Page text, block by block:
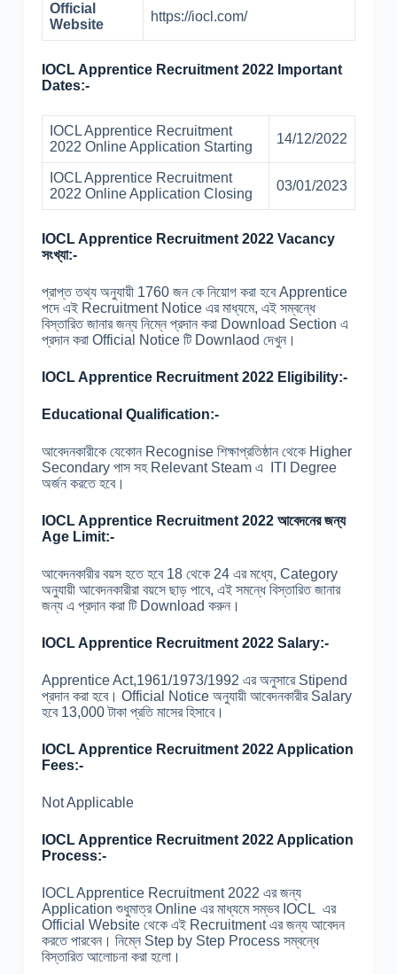
Official
Website
https://iocl.com/
IOCL Apprentice Recruitment 2022 Important
Dates:-
IOCL Apprentice Recruitment
2022 Online Application Starting
14/12/2022
IOCL Apprentice Recruitment
2022 Online Application Closing
03/01/2023
IOCL Apprentice Recruitment 2022 Vacancy
সংখ্যা:-
প্রাপ্ত তথ্য অনুযায়ী 1760 জন কে নিয়োগ করা হবে Apprentice
পদে এই Recruitment Notice এর মাধ্যমে, এই সম্বন্ধে
বিস্তারিত জানার জন্য নিম্নে প্রদান করা Download Section এ
প্রদান করা Official Notice টি Downlaod দেখুন।
IOCL Apprentice Recruitment 2022 Eligibility:-
Educational Qualification:-
আবেদনকারীকে যেকোন Recognise শিক্ষাপ্রতিষ্ঠান থেকে Higher
Secondary পাস সহ Relevant Steam এ ITI Degree
অর্জন করতে হবে।
IOCL Apprentice Recruitment 2022 আবেদনের জন্য
Age Limit:-
আবেদনকারীর বয়স হতে হবে 18 থেকে 24 এর মধ্যে, Category
অনুযায়ী আবেদনকারীরা বয়সে ছাড় পাবে, এই সমন্ধে বিস্তারিত জানার
জন্য এ প্রদান করা টি Download করুন।
IOCL Apprentice Recruitment 2022 Salary:-
Apprentice Act,1961/1973/1992 এর অনুসারে Stipend
প্রদান করা হবে। Official Notice অনুযায়ী আবেদনকারীর Salary
হবে 13,000 টাকা প্রতি মাসের হিসাবে।
IOCL Apprentice Recruitment 2022 Application
Fees:-
Not Applicable
IOCL Apprentice Recruitment 2022 Application
Process:-
IOCL Apprentice Recruitment 2022 এর জন্য
Application শুধুমাত্র Online এর মাধ্যমে সম্ভব IOCL এর
Official Website থেকে এই Recruitment এর জন্য আবেদন
করতে পারবেন। নিম্নে Step by Step Process সম্বন্ধে
বিস্তারিত আলোচনা করা হলো।